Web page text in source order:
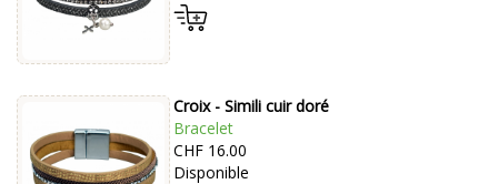
Croix - Simili cuir doré
Bracelet
CHF 16.00
Disponible